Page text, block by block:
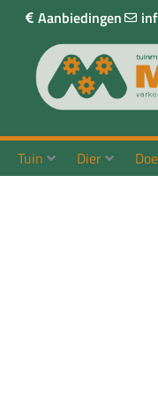
inhoud
Aanbiedingen
Tuin Dier